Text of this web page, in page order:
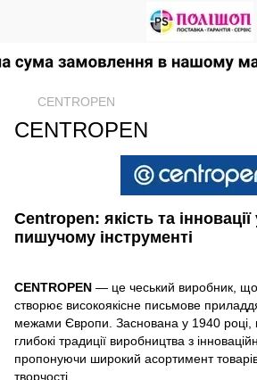
CENTROPEN
CENTROPEN
Centropen: якість та
пишучому інструменті
CENTROPEN — це чеський виробник,
створює високоякісне письмове
межами Європи. Заснована у 1940 році,
глибокі традиції виробництва з
пропонуючи широкий асортимент
творчості.